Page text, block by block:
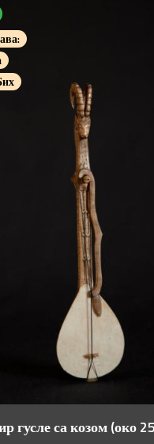
гусле са козом (око